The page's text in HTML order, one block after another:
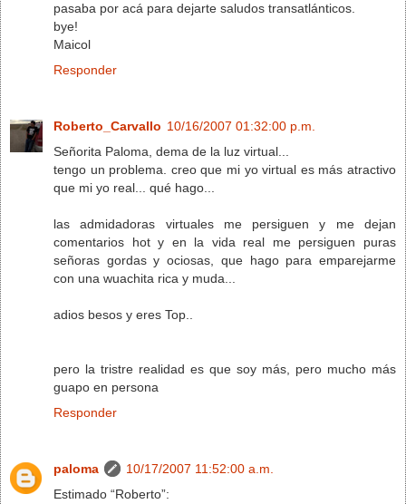
pasaba por acá para dejarte saludos transatlánticos.
bye!
Maicol
Responder
Roberto_Carvallo 10/16/2007 01:32:00 p.m.
Señorita Paloma, dema de la luz virtual...
tengo un problema. creo que mi yo virtual es más atractivo
que mi yo real... qué hago...
las admidadoras virtuales me persiguen y me dejan
comentarios hot y en la vida real me persiguen puras
señoras gordas y ociosas, que hago para emparejarme
con una wuachita rica y muda...
adios besos y eres Top..
pero la tristre realidad es que soy más, pero mucho más
guapo en persona
Responder
paloma
10/17/2007 11:52:00 a.m.
Estimado “Roberto”: